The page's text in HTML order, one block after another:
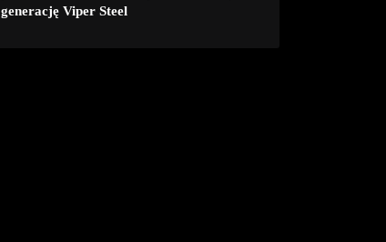
generację Viper Steel